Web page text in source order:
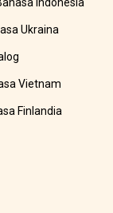
Indonesia
Ukraina
Vietnam
Finlandia